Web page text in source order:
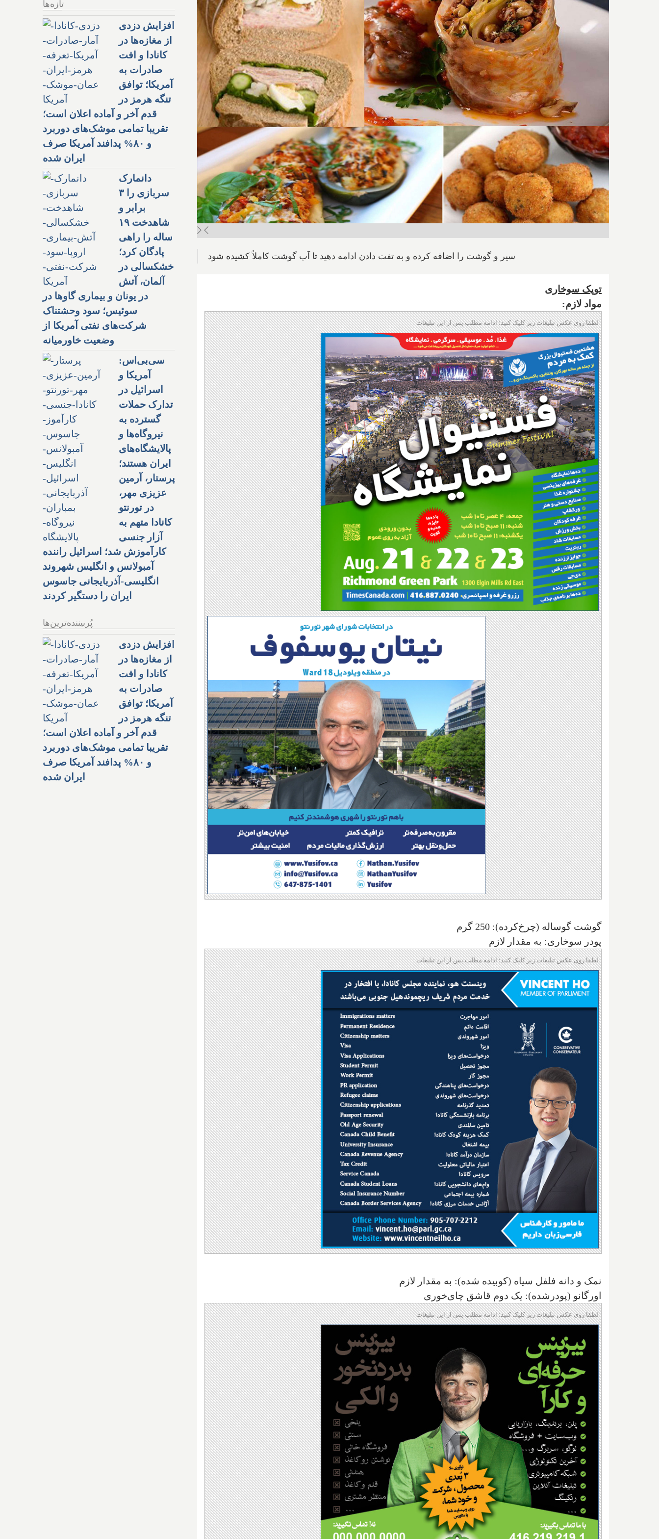
سیر و گوشت را اضافه کرده و به تفت دادن ادامه دهید تا آب گوشت کاملاً کشیده شود
توپک سوخاری
مواد لازم:
لطفا روی عکس تبلیغات زیر کلیک کنید؛ ادامه مطلب پس از این تبلیغات
گوشت گوساله (چرخ‌کرده): 250 گرم
پودر سوخاری: به مقدار لازم
لطفا روی عکس تبلیغات زیر کلیک کنید؛ ادامه مطلب پس از این تبلیغات
نمک و دانه فلفل سیاه (کوبیده شده): به مقدار لازم
اورگانو (پودرشده): یک دوم قاشق چای‌خوری
لطفا روی عکس تبلیغات زیر کلیک کنید؛ ادامه مطلب پس از این تبلیغات
تازه‌ها
افزایش دزدی
از مغازه‌ها در
کانادا و افت
صادرات به
آمریکا؛ توافق
تنگه هرمز در
قدم آخر و آماده اعلان است؛
تقریبا تمامی موشک‌های دوربرد
و ۸۰% پدافند آمریکا صرف
ایران شده
دانمارک
سربازی را ۳
برابر و
شاهدخت ۱۹
ساله را راهی
پادگان کرد؛
خشکسالی در
آلمان، آتش
در یونان و بیماری گاوها در
سوئیس؛ سود وحشتناک
شرکت‌های نفتی آمریکا از
وضعیت خاورمیانه
سی‌بی‌اس:
آمریکا و
اسرائیل در
تدارک حملات
گسترده به
نیروگاه‌ها و
پالایشگاه‌های
ایران هستند؛
پرستار، آرمین
عزیزی مهر،
در تورنتو
کانادا متهم به
آزار جنسی
کارآموزش شد؛ اسرائیل راننده
آمبولانس و انگلیس شهروند
انگلیسی-آذربایجانی جاسوس
ایران را دستگیر کردند
پُربیننده‌ترین‌ها
افزایش دزدی
از مغازه‌ها در
کانادا و افت
صادرات به
آمریکا؛ توافق
تنگه هرمز در
قدم آخر و آماده اعلان است؛
تقریبا تمامی موشک‌های دوربرد
و ۸۰% پدافند آمریکا صرف
ایران شده